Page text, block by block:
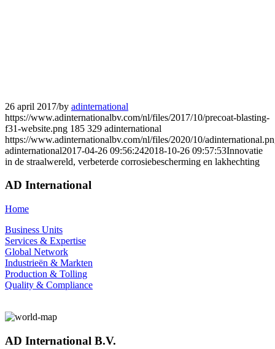
26 april 2017/by adinternational
https://www.adinternationalbv.com/nl/files/2017/10/precoat-blasting-
f31-website.png 185 329 adinternational
https://www.adinternationalbv.com/nl/files/2020/10/
adinternational2017-04-26 09:56:242018-10-26 09:57:53Innovatie
in de straalwereld, verbeterde corrosiebescherming en lakhechting
AD International
Home
Business Units
Services & Expertise
Global Network
Industrieën & Markten
Production & Tolling
Quality & Compliance
AD International B.V.